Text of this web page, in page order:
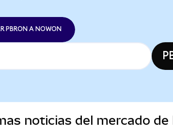
PBRON A NOWON
noticias del mercado